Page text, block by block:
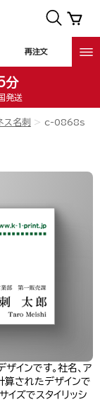
再注文
分
発送
ス名刺 c-0868s
インです。社名、ア
算されたデザインで
イズでスタイリッシ